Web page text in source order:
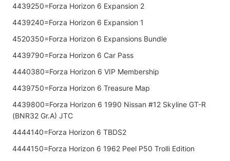
4439250=Forza Horizon 6 Expansion 2
4439240=Forza Horizon 6 Expansion 1
4520350=Forza Horizon 6 Expansions Bundle
4439790=Forza Horizon 6 Car Pass
4440380=Forza Horizon 6 VIP Membership
4439750=Forza Horizon 6 Treasure Map
4439800=Forza Horizon 6 1990 Nissan #12 Skyline GT-R
(BNR32 Gr.A) JTC
4444140=Forza Horizon 6 TBDS2
4444150=Forza Horizon 6 1962 Peel P50 Trolli Edition